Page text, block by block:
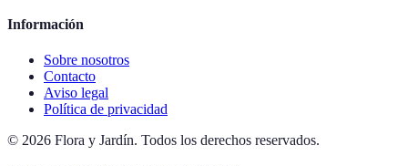
Información
Sobre nosotros
Contacto
Aviso legal
Política de privacidad
© 2026 Flora y Jardín. Todos los derechos reservados.